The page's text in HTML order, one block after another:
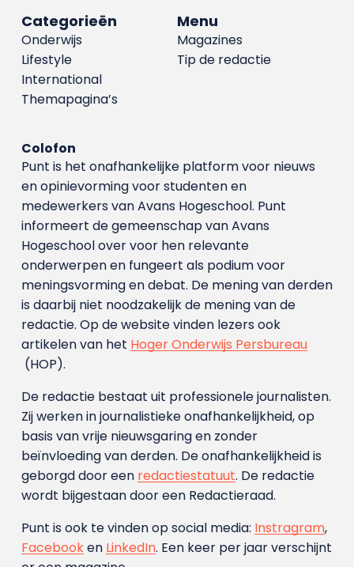
Menu
Magazines
Tip de redactie
Categorieën
Onderwijs
Lifestyle
International
Themapagina’s
Colofon
Punt is het onafhankelijke platform voor nieuws
en opinievorming voor studenten en
medewerkers van Avans Hoge­school. Punt
informeert de gemeenschap van Avans
Hogeschool over voor hen relevante
onderwerpen en fungeert als podium voor
meningsvorming en debat. De mening van derden
is daarbij niet noodzakelijk de mening van de
redactie. Op de website vinden lezers ook
artikelen van het Hoger Onderwijs Persbureau
(HOP).
De redactie bestaat uit professionele journalisten.
Zij werken in journalistieke onafhankelijkheid, op
basis van vrije nieuwsgaring en zonder
beïnvloeding van derden. De onafhankelijkheid is
geborgd door een redactiestatuut. De redactie
wordt bijgestaan door een Redactieraad.
Punt is ook te vinden op social media: Instragram,
Facebooken LinkedIn. Een keer per jaar verschijnt